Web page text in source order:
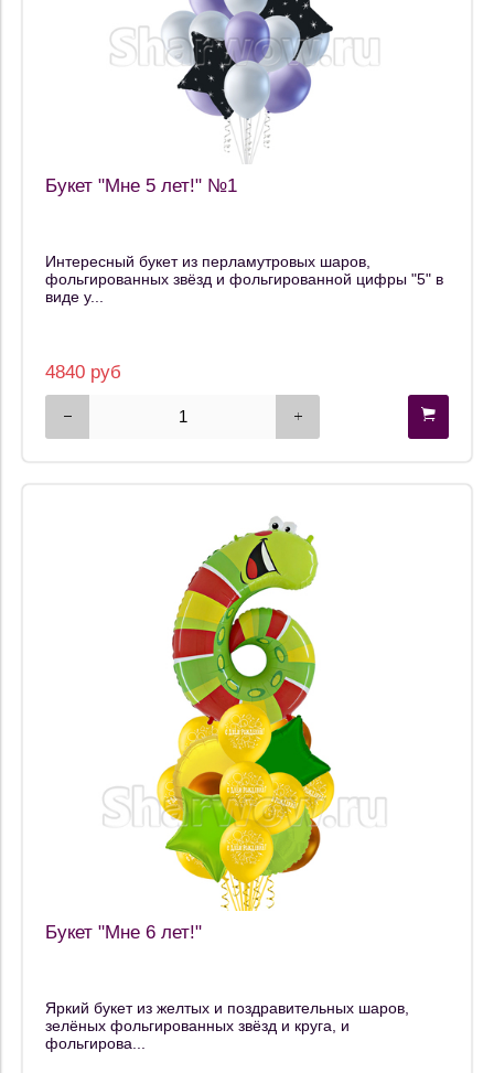
Букет "Мне 5 лет!" №1
Интересный букет из перламутровых шаров,
фольгированных звёзд и фольгированной цифры "5" в
виде у...
4840 руб
Букет "Мне 6 лет!"
Яркий букет из желтых и поздравительных шаров,
зелёных фольгированных звёзд и круга, и
фольгирова...